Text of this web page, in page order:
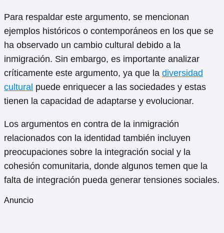
Para respaldar este argumento, se mencionan
ejemplos históricos o contemporáneos en los que se
ha observado un cambio cultural debido a la
inmigración. Sin embargo, es importante analizar
críticamente este argumento, ya que la diversidad
cultural puede enriquecer a las sociedades y estas
tienen la capacidad de adaptarse y evolucionar.
Los argumentos en contra de la inmigración
relacionados con la identidad también incluyen
preocupaciones sobre la integración social y la
cohesión comunitaria, donde algunos temen que la
falta de integración pueda generar tensiones sociales.
Anuncio